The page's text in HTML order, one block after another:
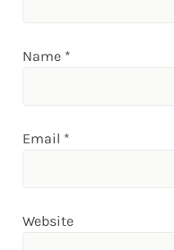
Name *
Email *
Website